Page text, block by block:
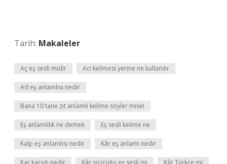
Tarih: Makaleler
Aç eş sesli midir Acı kelimesi yerine ne kullanılır
Ad eş anlamlısı nedir
Bana 10 tane zıt anlamlı kelime söyler misin
Eş anlamlılık ne demek Eş sesli kelime ne
Kalp eş anlamlısı nedir Kâr eş anlamı nedir
Kar karşıtı nedir Kâr sözcüğü eş sesli mi Kâr Türkçe mi